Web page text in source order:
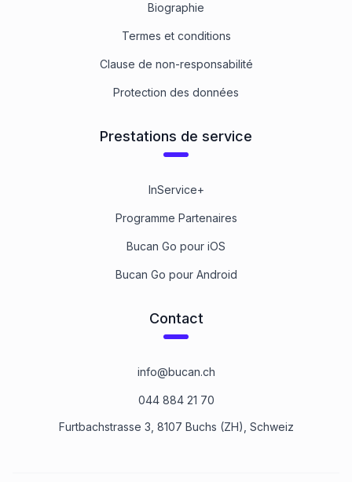
Biographie
Termes et conditions
Clause de non-responsabilité
Protection des données
Prestations de service
InService+
Programme Partenaires
Bucan Go pour iOS
Bucan Go pour Android
Contact
info@bucan.ch
044 884 21 70
Furtbachstrasse 3, 8107 Buchs (ZH), Schweiz